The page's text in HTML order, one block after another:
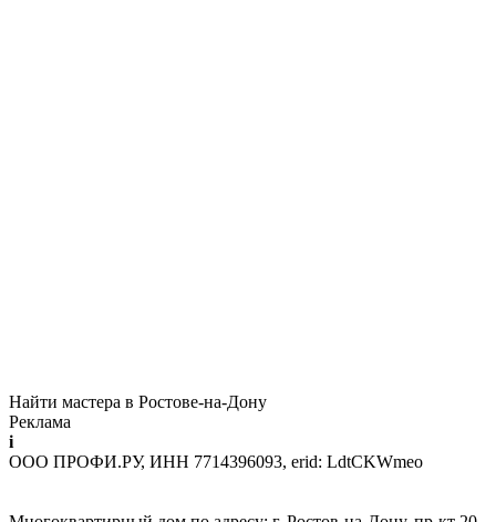
Найти мастера в Ростове-на-Дону
Реклама
i
ООО ПРОФИ.РУ, ИНН 7714396093, erid: LdtCKWmeo